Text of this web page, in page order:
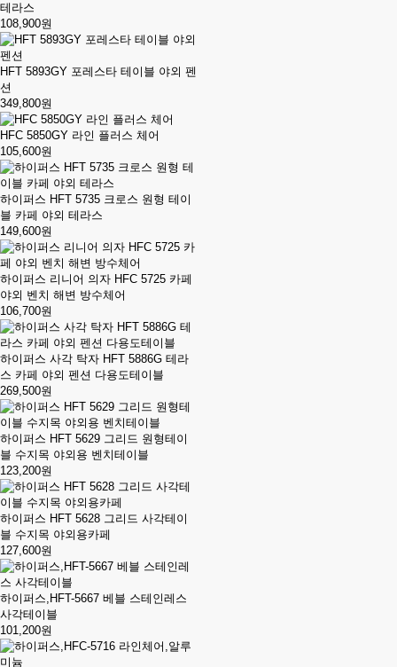
테라스
108,900원
HFT 5893GY 포레스타 테이블 야외 펜
션
349,800원
HFC 5850GY 라인 플러스 체어
105,600원
하이퍼스 HFT 5735 크로스 원형 테이
블 카페 야외 테라스
149,600원
하이퍼스 리니어 의자 HFC 5725 카페
야외 벤치 해변 방수체어
106,700원
하이퍼스 사각 탁자 HFT 5886G 테라
스 카페 야외 펜션 다용도테이블
269,500원
하이퍼스 HFT 5629 그리드 원형테이
블 수지목 야외용 벤치테이블
123,200원
하이퍼스 HFT 5628 그리드 사각테이
블 수지목 야외용카페
127,600원
하이퍼스,HFT-5667 베블 스테인레스
사각테이블
101,200원